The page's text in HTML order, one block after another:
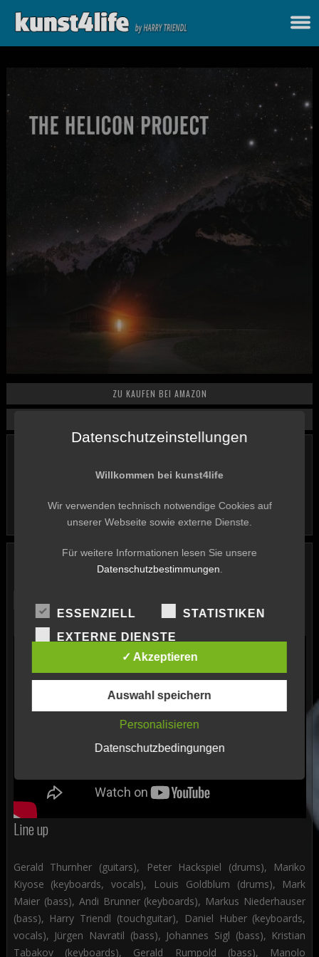
ZU KAUFEN BEI AMAZON
The Helicon Project
NUMBER OF DISCS:1
THE HELICON PROJECT
Line up
Gerald Thurnher (guitars), Peter Hackspiel (drums), Mariko
Kiyose (keyboards, vocals), Louis Goldblum (drums), Mark
Maier (bass), Andi Brunner (keyboards), Markus Niederhauser
(bass), Harry Triendl (touchguitar), Daniel Huber (keyboards,
vocals), Jürgen Navratil (bass), Johannes Sigl (bass), Kristian
Tabakov (keyboards), Gerald Rumpold (bass), Manolo
Datenschutzeinstellungen
Willkommen bei kunst4life
Wir verwenden technisch notwendige Cookies auf
unserer Webseite sowie externe Dienste.
Für weitere Informationen lesen Sie unsere
Datenschutzbestimmungen
ESSENZIELL
STATISTIKEN
EXTERNE DIENSTE
✓ Akzeptieren
Auswahl speichern
Personalisieren
Datenschutzbedingungen